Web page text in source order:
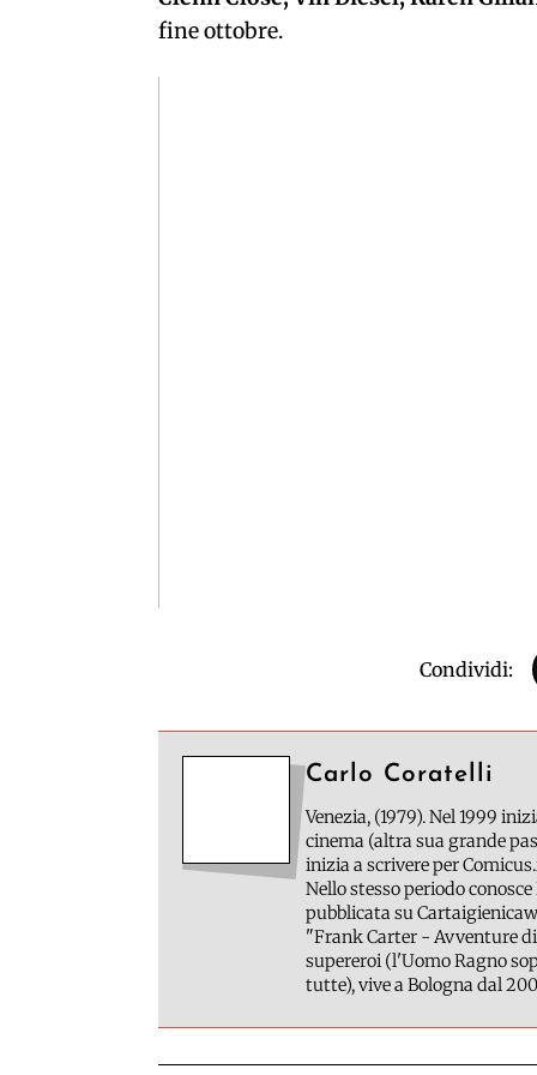
fine ottobre.
Condividi:
Carlo Coratelli
Venezia, (1979). Nel 1999
cinema (altra sua grande
inizia a scrivere per
Nello stesso periodo
pubblicata su
"Frank Carter - Avventure
supereroi (l'Uomo Ragno
tutte), vive a Bologna dal